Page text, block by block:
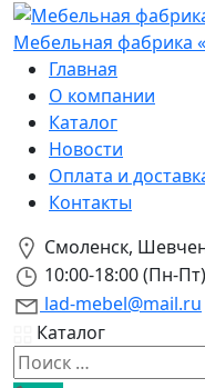
Мебельная фабрика
Главная
О компании
Каталог
Новости
Оплата и
Контакты
Смоленск,
10:00-18:00 (Пн-
lad-mebel@mail.ru
Каталог